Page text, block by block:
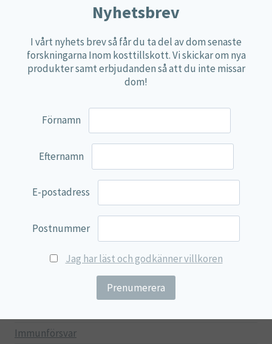
Övriga kosttillskott
100% Natural
EVP Nutrition
Multi Nutrient
Lamberts
Svenska Örtmedicinska Institutet
Green Trade
Immunförsvar
Nyhetsbrev
I vårt nyhets brev så får du ta del av dom senaste
forskningarna Inom kosttillskott. Vi skickar om nya
produkter samt erbjudanden så att du inte missar
dom!
Förnamn
Efternamn
E-postadress
Postnummer
Jag har läst och godkänner villkoren